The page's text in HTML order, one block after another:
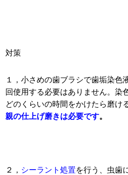
対策
１，小さめの歯ブラシで歯垢染色
回使用する必要はありません。染
どのくらいの時間をかけたら磨け
親の仕上げ磨きは必要です。
２， シーラント処置を行う、虫歯